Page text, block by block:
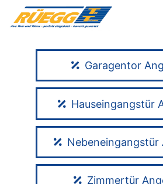
Garagentor
Hauseingangstür
Nebeneingangstür
Zimmertür